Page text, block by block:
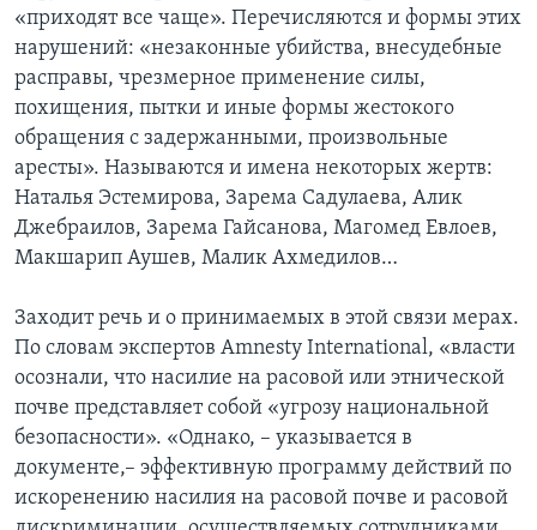
«приходят все чаще». Перечисляются и формы этих
нарушений: «незаконные убийства, внесудебные
расправы, чрезмерное применение силы,
похищения, пытки и иные формы жестокого
обращения с задержанными, произвольные
аресты». Называются и имена некоторых жертв:
Наталья Эстемирова, Зарема Садулаева, Алик
Джебраилов, Зарема Гайсанова, Магомед Евлоев,
Макшарип Аушев, Малик Ахмедилов…
Заходит речь и о принимаемых в этой связи мерах.
По словам экспертов Amnesty International, «власти
осознали, что насилие на расовой или этнической
почве представляет собой «угрозу национальной
безопасности». «Однако, – указывается в
документе,– эффективную программу действий по
искоренению насилия на расовой почве и расовой